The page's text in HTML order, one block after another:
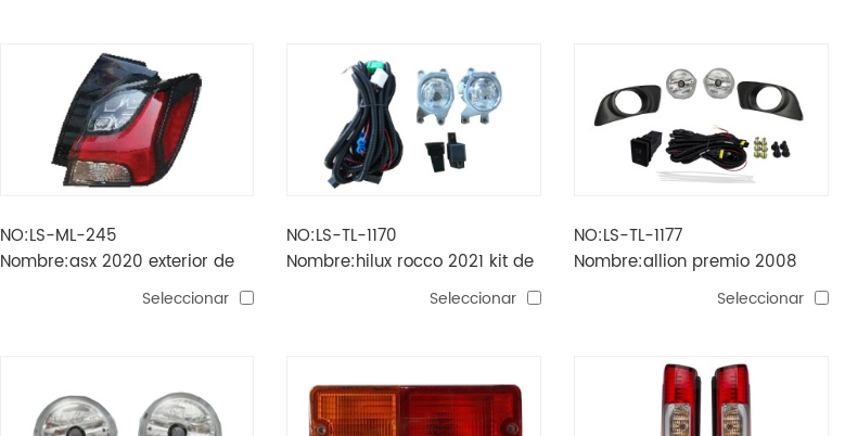
NO:LS-ML-245
Nombre:asx 2020 exterior de
Seleccionar
NO:LS-TL-1170
Nombre:hilux rocco 2021 kit de
faros antiniebla sin tapa
Seleccionar
NO:LS-TL-1177
Nombre:allion premio 2008
faros antiniebla kit 2Seleccionar